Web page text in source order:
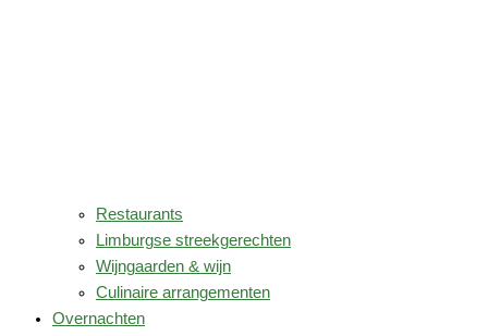
Restaurants
Limburgse streekgerechten
Wijngaarden & wijn
Culinaire arrangementen
Overnachten